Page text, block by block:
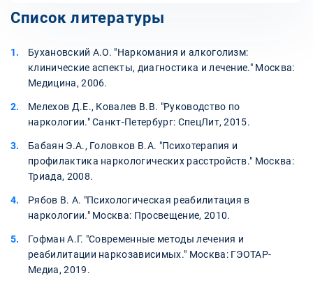
Список литературы
Бухановский А.О. "Наркомания и алкоголизм:
клинические аспекты, диагностика и лечение." Москва:
Медицина, 2006.
Мелехов Д.Е., Ковалев В.В. "Руководство по
наркологии." Санкт-Петербург: СпецЛит, 2015.
Бабаян Э.А., Головков В.А. "Психотерапия и
профилактика наркологических расстройств." Москва:
Триада, 2008.
Рябов В. А. "Психологическая реабилитация в
наркологии." Москва: Просвещение, 2010.
Гофман А.Г. "Современные методы лечения и
реабилитации наркозависимых." Москва: ГЭОТАР-
Медиа, 2019.